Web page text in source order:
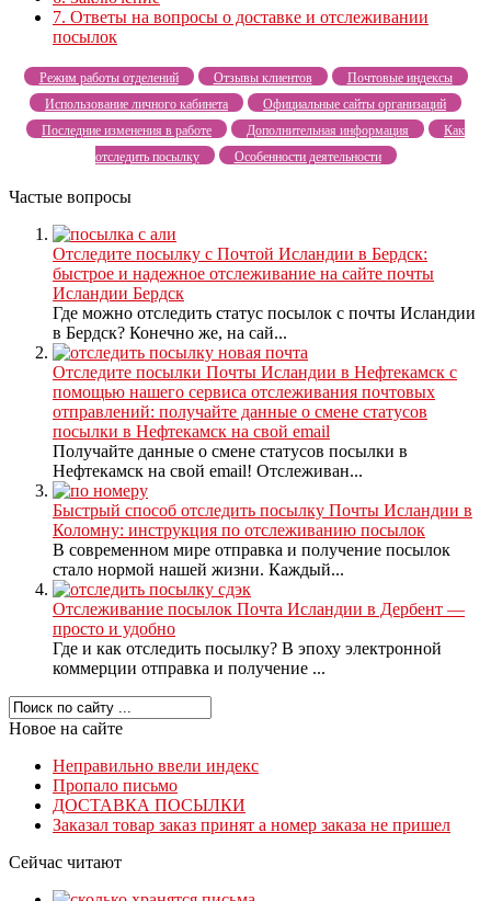
7. Ответы на вопросы о доставке и отслеживании
посылок
Режим работы отделений Отзывы клиентов
Почтовые индексы
Использование личного кабинета
Официальные сайты организаций
Последние изменения в работе
Дополнительная информация
Как
отследить посылку
Особенности деятельности
Частые вопросы
Отследите посылку с Почтой Исландии в Бердск:
быстрое и надежное отслеживание на сайте почты
Исландии Бердск
Где можно отследить статус посылок с почты Исландии
в Бердск? Конечно же, на сай...
Отследите посылки Почты Исландии в Нефтекамск с
помощью нашего сервиса отслеживания почтовых
отправлений: получайте данные о смене статусов
посылки в Нефтекамск на свой email
Получайте данные о смене статусов посылки в
Нефтекамск на свой email! Отслеживан...
Быстрый способ отследить посылку Почты Исландии в
Коломну: инструкция по отслеживанию посылок
В современном мире отправка и получение посылок
стало нормой нашей жизни. Каждый...
Отслеживание посылок Почта Исландии в Дербент —
просто и удобно
Где и как отследить посылку? В эпоху электронной
коммерции отправка и получение ...
Новое на сайте
Неправильно ввели индекс
Пропало письмо
ДОСТАВКА ПОСЫЛКИ
Заказал товар заказ принят а номер заказа не пришел
Сейчас читают